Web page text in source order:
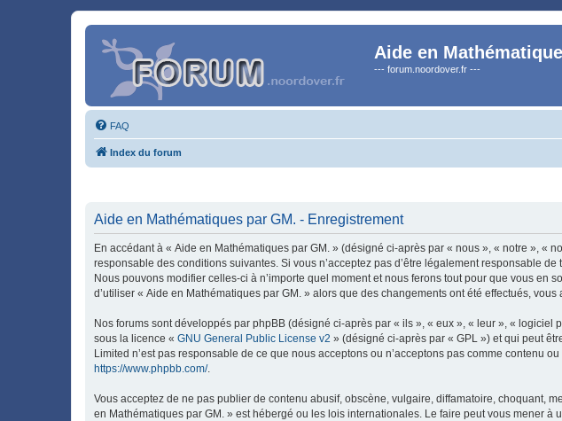
Aide en
--- forum.noordover.fr ---
FAQ
Index du forum
Aide en Mathématiques par GM. - Enregistrement
En accédant à « Aide en Mathématiques par GM. » (désigné ci-après par « nous », « notre », «
responsable des conditions suivantes. Si vous n’acceptez pas d’être légalement responsable
Nous pouvons modifier celles-ci à n’importe quel moment et nous ferons tout pour que vous
d’utiliser « Aide en Mathématiques par GM. » alors que des changements ont été effectués,
Nos forums sont développés par phpBB (désigné ci-après par « ils », « eux », « leur », «
sous la licence « GNU General Public License v2 » (désigné ci-après par « GPL ») et qui peut
Limited n’est pas responsable de ce que nous acceptons ou n’acceptons pas comme contenu
https://www.phpbb.com/.
Vous acceptez de ne pas publier de contenu abusif, obscène, vulgaire, diffamatoire, choquant,
en Mathématiques par GM. » est hébergé ou les lois internationales. Le faire peut vous mener